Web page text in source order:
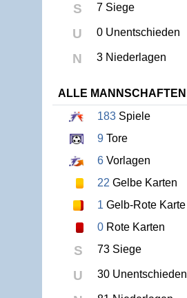
S 7 Siege
U 0 Unentschieden
N 3 Niederlagen
ALLE MANNSCHAFTEN
183 Spiele
9 Tore
6 Vorlagen
22 Gelbe Karten
1 Gelb-Rote Karte
0 Rote Karten
S 73 Siege
U 30 Unentschieden